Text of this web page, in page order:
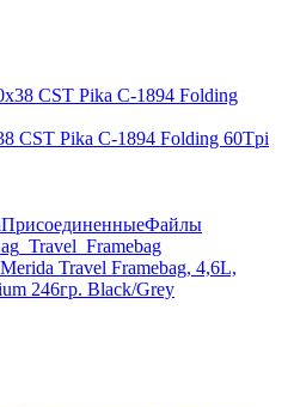
CST Pika C-1894 Folding 60Tpi
Travel Framebag, 4,6L,
246гр. Black/Grey